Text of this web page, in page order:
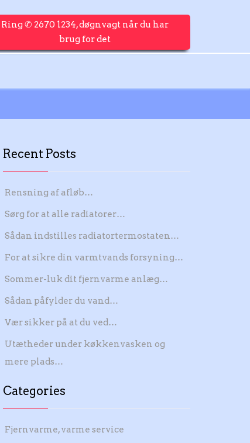
Ring ✆ 2670 1234, døgnvagt når du har
brug for det
Recent Posts
Rensning af afløb…
Sørg for at alle radiatorer…
Sådan indstilles radiatortermostaten…
For at sikre din varmtvands forsyning…
Sommer-luk dit fjernvarme anlæg…
Sådan påfylder du vand…
Vær sikker på at du ved…
Utætheder under køkkenvasken og
mere plads…
Categories
Fjernvarme, varme service